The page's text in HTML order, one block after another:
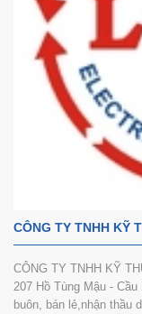
CÔNG TY TNHH KỸ
CÔNG TY TNHH KỸ
207 Hồ Tùng Mậu -
buôn, bán lẻ,nhận thầu